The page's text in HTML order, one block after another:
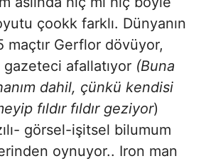
çookk farklı. Dünyanın
maçtır Gerflor dövüyor,
gazeteci afallatıyor (Buna
dahil, çünkü kendisi
fıldır fıldır geziyor)
görsel-işitsel bilumum
oynuyor.. Iron man